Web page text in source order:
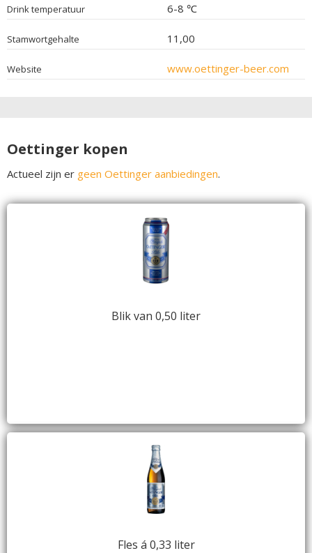
Drink temperatuur 6-8 ℃
Stamwortgehalte 11,00
Website www.oettinger-beer.com
Oettinger kopen
Actueel zijn er geen Oettinger aanbiedingen.
Blik van 0,50 liter
Fles á 0,33 liter